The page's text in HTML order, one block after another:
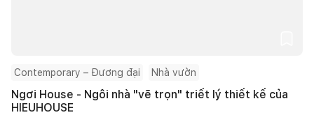
Contemporary – Đương đại Nhà vườn
Ngơi House - Ngôi nhà "vẽ trọn" triết lý thiết kế của
HIEUHOUSE